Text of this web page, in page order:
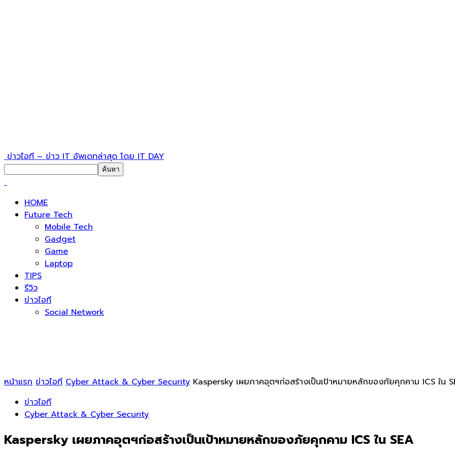
ข่าวไอที – ข่าว IT อัพเดทล่าสุด โดย IT DAY
HOME
Future Tech
Mobile Tech
Gadget
Game
Laptop
TIPS
รีวิว
ข่าวไอที
Social Network
หน้าแรก ข่าวไอที Cyber Attack & Cyber Security Kaspersky เผยภาคอุตฯก่อสร้างเป็นเป้าหมายหลักของภัยคุกคาม ICS ใน
ข่าวไอที
Cyber Attack & Cyber Security
Kaspersky เผยภาคอุตฯก่อสร้างเป็นเป้าหมายหลักของภัยคุกคาม ICS ใน SEA